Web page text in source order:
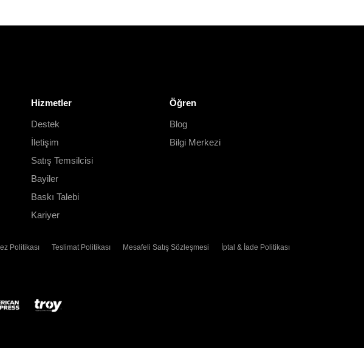
Hizmetler
Destek
İletişim
Satış Temsilcisi
Bayiler
Baskı Talebi
Kariyer
Öğren
Blog
Bilgi Merkezi
Politikası Teslimat Politikası Mesafeli Satış Sözleşmesi İptal & İade Politikası